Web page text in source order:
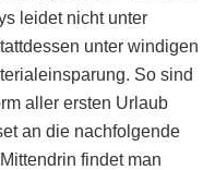
leidet nicht unter
unter windigen
So sind
aller ersten Urlaub
an die nachfolgende
findet man